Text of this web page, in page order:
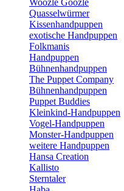
Woozle Goozle
Quasselwürmer
Kissenhandpuppen
exotische Handpuppen
Folkmanis
Handpuppen
Bühnenhandpuppen
The Puppet Company
Bühnenhandpuppen
Puppet Buddies
Kleinkind-Handpuppen
Vogel-Handpuppen
Monster-Handpuppen
weitere Handpuppen
Hansa Creation
Kallisto
Sterntaler